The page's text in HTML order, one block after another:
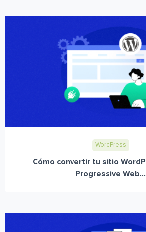
WordPress
Cómo convertir tu sitio
Progressive Web...